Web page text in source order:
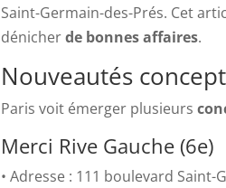
Saint-Germain-des-Prés. Cet
dénicherde bonnes affaires.
Nouveautés
Paris voit émerger plusieurs
Merci Rive Gauche (6e)
• Adresse : 111 boulevard Saint-